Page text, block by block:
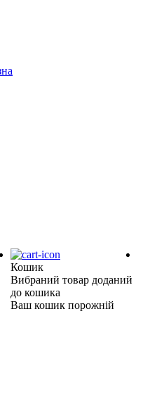
Кошик
Вибраний товар доданий
до кошика
Ваш кошик порожній